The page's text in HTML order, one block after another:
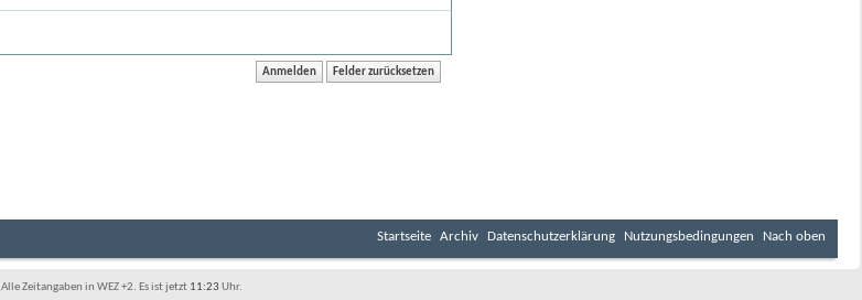
Startseite Archiv Datenschutzerklärung Nutzungsbedingungen Nach oben
Alle Zeitangaben in WEZ +2. Es ist jetzt 11:23 Uhr.